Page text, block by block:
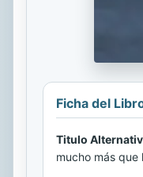
Ficha del
Titulo
mucho más que